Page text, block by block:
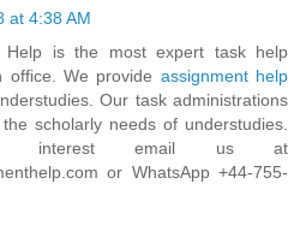
at 4:38 AM
Help is the most expert task help
office. We provide assignment help
Our task administrations
scholarly needs of understudies.
interest email us at
or WhatsApp +44-755-